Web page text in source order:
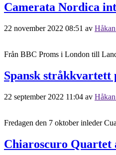
Camerata Nordica
22 november 2022 08:51 av
Från BBC Proms i London till
Spansk stråkkvartett
22 september 2022 11:04 av
Fredagen den 7 oktober inleder
Chiaroscuro